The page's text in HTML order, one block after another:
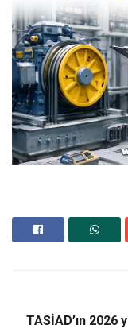
TASİAD’ın 2026